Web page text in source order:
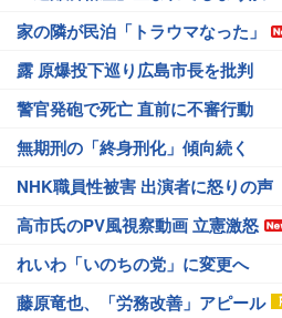
家の隣が民泊「トラウマなった」
露 原爆投下巡り広島市長を批判
警官発砲で死亡 直前に不審行動
無期刑の「終身刑化」傾向続く
NHK職員性被害 出演者に怒りの声
高市氏のPV風視察動画 立憲激怒
れいわ「いのちの党」に変更へ
藤原竜也、「労務改善」アピール